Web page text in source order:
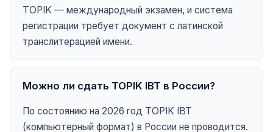
TOPIK — международный экзамен, и система
регистрации требует документ с латинской
транслитерацией имени.
Можно ли сдать TOPIK IBT в России?
По состоянию на 2026 год TOPIK IBT
(компьютерный формат) в России не проводится.